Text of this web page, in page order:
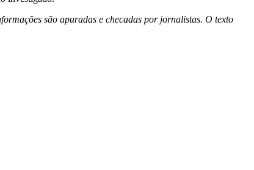
são apuradas e checadas por jornalistas. O texto